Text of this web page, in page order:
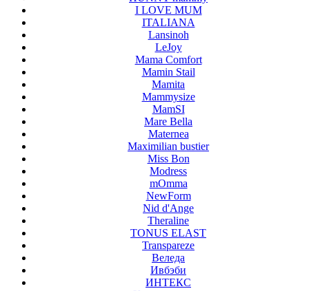
I LOVE MUM
ITALIANA
Lansinoh
LeJoy
Mama Comfort
Mamin Stail
Mamita
Mammysize
MamSI
Mare Bella
Maternea
Maximilian bustier
Miss Bon
Modress
mOmma
NewForm
Nid d'Ange
Theraline
TONUS ELAST
Transpareze
Веледа
Ивбэби
ИНТЕКС